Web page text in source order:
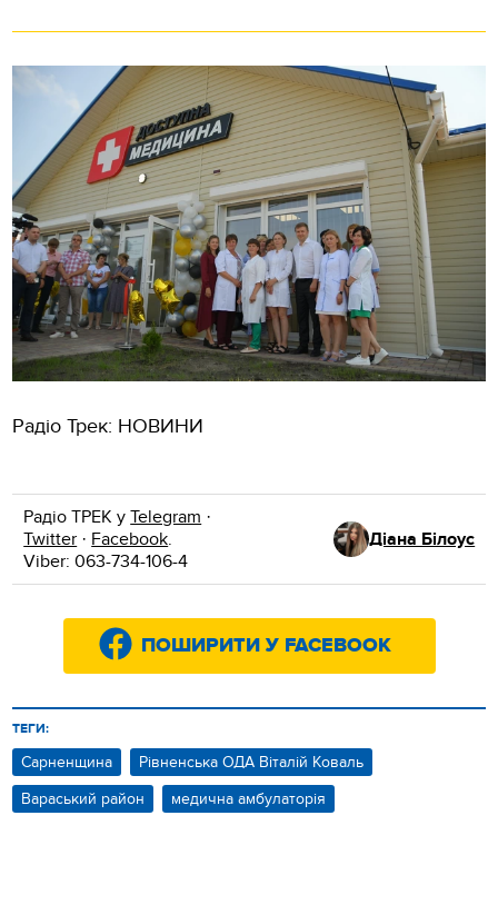
Радіо Трек: НОВИНИ
Радіо ТРЕК уTelegram ·
Twitter · Facebook.
Viber: 063-734-106-4
Діана Білоус
ПОШИРИТИ У FACEBOOK
ТЕГИ:
Сарненщина
Рівненська ОДА Віталій Коваль
Вараський район
медична амбулаторія